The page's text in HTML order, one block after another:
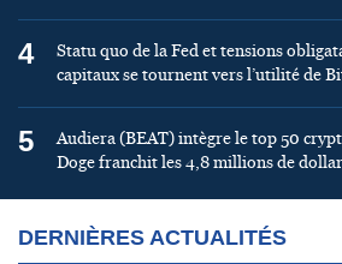
4
Statu quo de la Fed et tensions
capitaux se tournent vers l’utilité de
5
Audiera (BEAT) intègre le top 50
Doge franchit les 4,8 millions de
DERNIÈRES ACTUALITÉS